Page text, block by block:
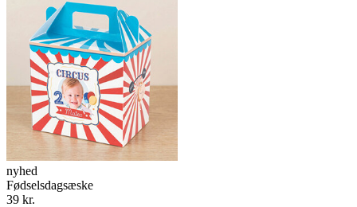
nyhed
Fødselsdagsæske
39 kr.